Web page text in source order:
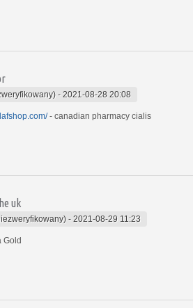
- 2021-08-28 20:08
- canadian pharmacy cialis
uk
- 2021-08-29 11:23
Gold